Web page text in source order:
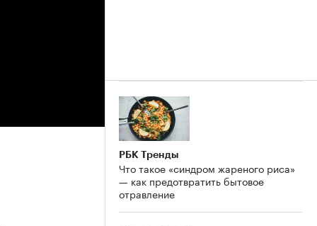
РБК Тренды
Что такое «синдром жареного риса»
— как предотвратить бытовое
отравление